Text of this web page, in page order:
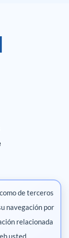
de terceros
navegación por
relacionada
usted